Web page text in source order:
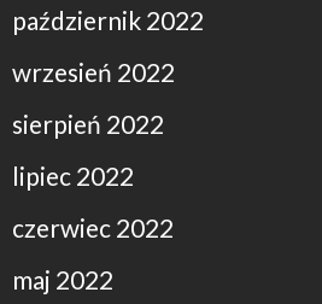
październik 2022
wrzesień 2022
sierpień 2022
lipiec 2022
czerwiec 2022
maj 2022